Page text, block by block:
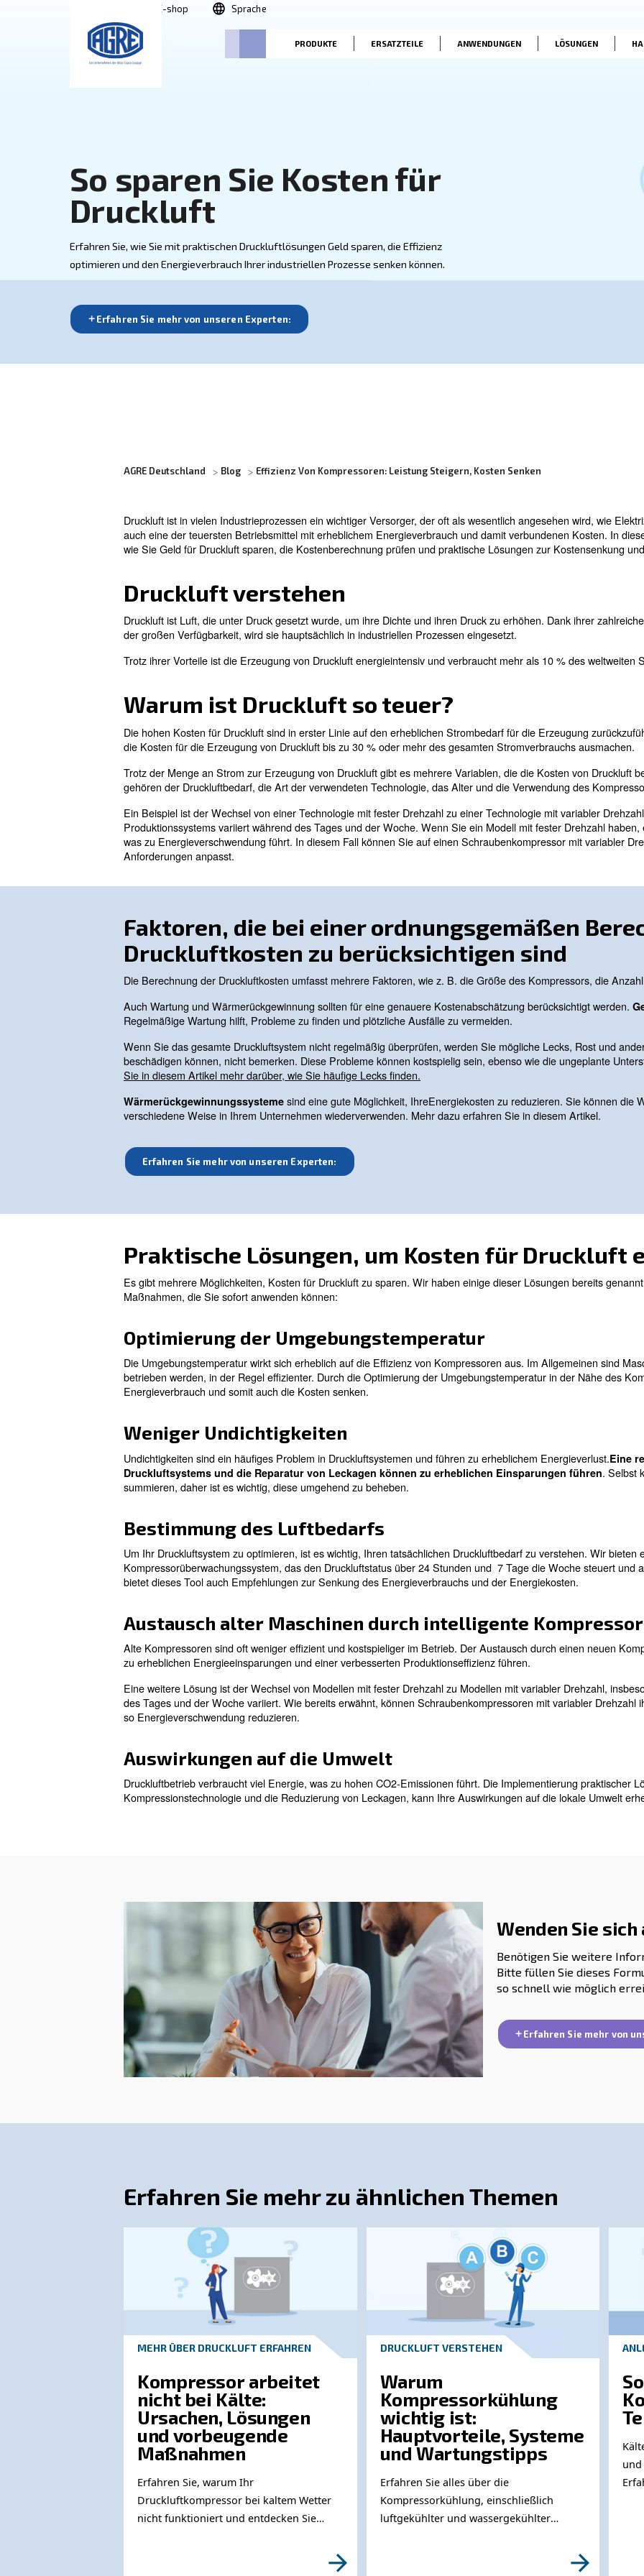
E-shop
So sparen Sie Kosten für
Druckluft
Erfahren Sie, wie Sie mit praktischen Druckluftlösungen Geld sparen, die Effizienz
optimieren und den Energieverbrauch Ihrer industriellen Prozesse senken können.
AGRE Deutschland Blog Effizienz Von Kompressoren: Leistung Steigern, Kosten
auch eine der teuersten Betriebsmittel mit erheblichem Energieverbrauch und
Druckluft verstehen
Druckluft ist Luft, die unter Druck gesetzt wurde, um ihre Dichte und ihren Druck zu
der großen Verfügbarkeit, wird sie hauptsächlich in industriellen Prozessen
Trotz ihrer Vorteile ist die Erzeugung von Druckluft energieintensiv und verbraucht
Warum ist Druckluft so teuer?
Die hohen Kosten für Druckluft sind in erster Linie auf den erheblichen
die Kosten für die Erzeugung von Druckluft bis zu 30 % oder mehr des gesamten
Trotz der Menge an Strom zur Erzeugung von Druckluft gibt es mehrere Variablen,
gehören der Druckluftbedarf, die Art der verwendeten Technologie, das Alter und
Ein Beispiel ist der Wechsel von einer Technologie mit fester Drehzahl zu einer
Produktionssystems variiert während des Tages und der Woche. Wenn Sie ein
was zu Energieverschwendung führt. In diesem Fall können Sie auf einen
Anforderungen anpasst.
Faktoren, die bei einer
Auch Wartung und Wärmerückgewinnung sollten für eine genauere
Regelmäßige Wartung hilft, Probleme zu finden und plötzliche Ausfälle zu vermeiden.
Wenn Sie das gesamte Druckluftsystem nicht regelmäßig überprüfen, werden Sie
Sie in diesem Artikel mehr darüber, wie Sie häufige Lecks finden.
Wärmerückgewinnungssystemesind eine gute Möglichkeit, IhreEnergiekosten zu
verschiedene Weise in Ihrem Unternehmen wiederverwenden. Mehr dazu erfahren
Erfahren Sie mehr von unseren Experten:
Praktische Lösungen, um Kosten
Maßnahmen, die Sie sofort anwenden können:
Optimierung der Umgebungstemperatur
Die Umgebungstemperatur wirkt sich erheblich auf die Effizienz von Kompressoren
betrieben werden, in der Regel effizienter. Durch die Optimierung der
Weniger Undichtigkeiten
Bestimmung des Luftbedarfs
Um Ihr Druckluftsystem zu optimieren, ist es wichtig, Ihren tatsächlichen
Kompressorüberwachungssystem, das den Druckluftstatus über 24 Stunden und
bietet dieses Tool auch Empfehlungen zur Senkung des Energieverbrauchs und der
Austausch alter Maschinen durch
Alte Kompressoren sind oft weniger effizient und kostspieliger im Betrieb. Der
zu erheblichen Energieeinsparungen und einer verbesserten Produktionseffizienz
des Tages und der Woche variiert. Wie bereits erwähnt, können
Auswirkungen auf die Umwelt
Druckluftbetrieb verbraucht viel Energie, was zu hohen CO2-Emissionen führt. Die
Kompressionstechnologie und die Reduzierung von Leckagen, kann Ihre
so